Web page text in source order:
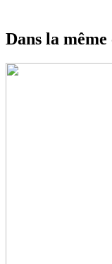
Dans la